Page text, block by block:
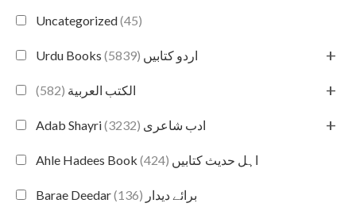
Uncategorized(45)
Urdu Books اردو کتابیں (5839) +
الكتب العربية (582) +
Adab Shayri ادب شاعری (3232) +
Ahle Hadees Book اہل حدیث کتابیں (424)
Barae Deedar برائے دیدار (136)